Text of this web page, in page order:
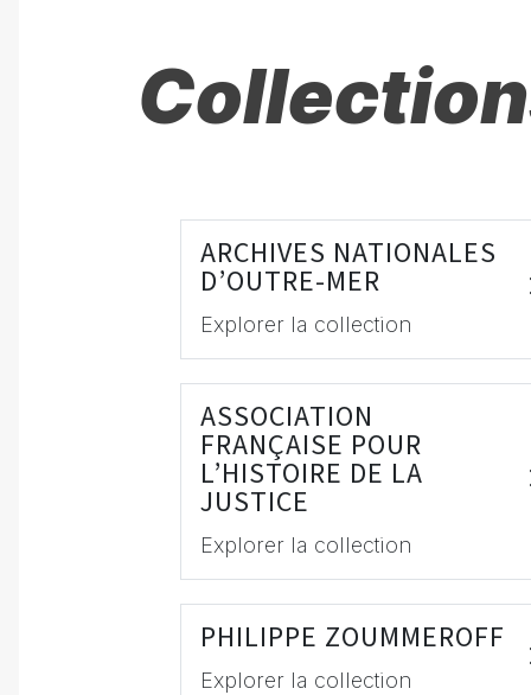
ARCHIVES NATIONALES
D’OUTRE-MER
Explorer la collection
ASSOCIATION
FRANÇAISE POUR
L’HISTOIRE DE LA
JUSTICE
Explorer la collection
PHILIPPE ZOUMMEROFF
Explorer la collection